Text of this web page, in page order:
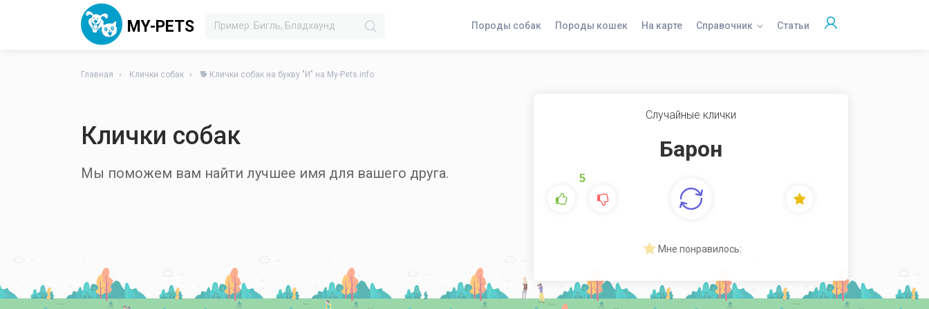
MY-PETS Породы собак Породы кошек На карте Справочник Статьи
Главная Клички собак 🐕 Клички собак на букву "И" на My-Pets.info
Клички собак
Мы поможем вам найти лучшее имя для вашего друга.
Случайные клички
Барон
5
Мне понравилось: